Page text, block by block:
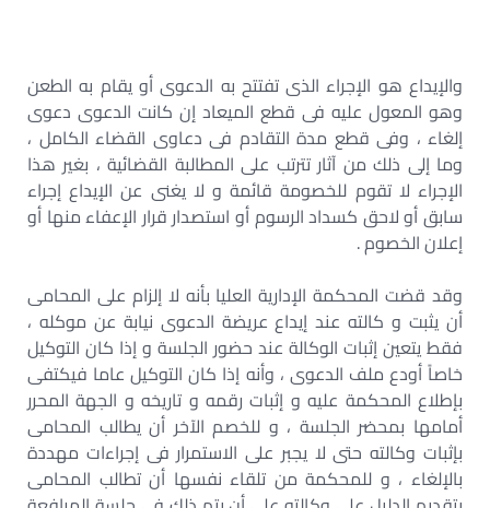
والإيداع هو الإجراء الذى تفتتح به الدعوى أو يقام به الطعن
وهو المعول عليه فى قطع الميعاد إن كانت الدعوى دعوى
إلغاء ، وفى قطع مدة التقادم فى دعاوى القضاء الكامل ،
وما إلى ذلك من آثار تترتب على المطالبة القضائية ، بغير هذا
الإجراء لا تقوم للخصومة قائمة و لا يغنى عن الإيداع إجراء
سابق أو لاحق كسداد الرسوم أو استصدار قرار الإعفاء منها أو
إعلان الخصوم .
وقد قضت المحكمة الإدارية العليا بأنه لا إلزام على المحامى
أن يثبت و كالته عند إيداع عريضة الدعوى نيابة عن موكله ،
فقط يتعين إثبات الوكالة عند حضور الجلسة و إذا كان التوكيل
خاصاً أودع ملف الدعوى ، وأنه إذا كان التوكيل عاما فيكتفى
بإطلاع المحكمة عليه و إثبات رقمه و تاريخه و الجهة المحرر
أمامها بمحضر الجلسة ، و للخصم الآخر أن يطالب المحامى
بإثبات وكالته حتى لا يجبر على الاستمرار فى إجراءات مهددة
بالإلغاء ، و للمحكمة من تلقاء نفسها أن تطالب المحامى